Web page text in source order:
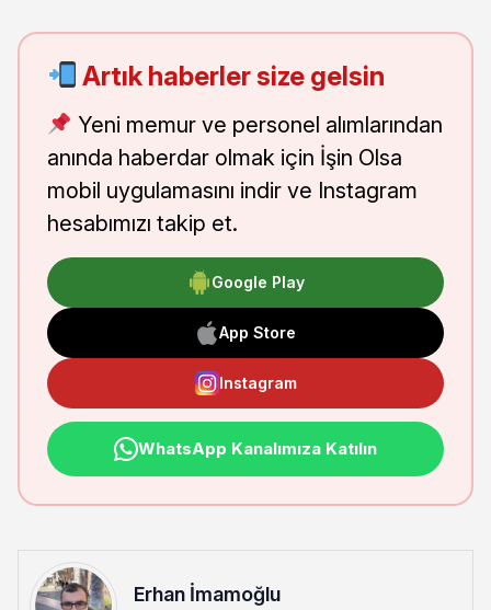
Artık haberler size gelsin
Yeni memur ve personel alımlarından
anında haberdar olmak için İşin Olsa
mobil uygulamasını indir ve Instagram
hesabımızı takip et.
Google Play
App Store
Instagram
WhatsApp Kanalımıza Katılın
Erhan İmamoğlu